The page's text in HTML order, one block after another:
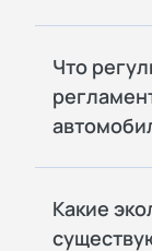
Что
Какие